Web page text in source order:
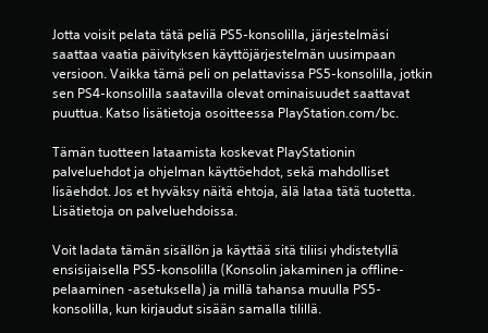
Jotta voisit pelata tätä peliä PS5-konsolilla, järjestelmäsi
saattaa vaatia päivityksen käyttöjärjestelmän uusimpaan
versioon. Vaikka tämä peli on pelattavissa PS5-konsolilla, jotkin
sen PS4-konsolilla saatavilla olevat ominaisuudet saattavat
puuttua. Katso lisätietoja osoitteessa PlayStation.com/bc.
Tämän tuotteen lataamista koskevat PlayStationin
palveluehdot ja ohjelman käyttöehdot, sekä mahdolliset
lisäehdot. Jos et hyväksy näitä ehtoja, älä lataa tätä tuotetta.
Lisätietoja on palveluehdoissa.
Voit ladata tämän sisällön ja käyttää sitä tiliisi yhdistetyllä
ensisijaisella PS5-konsolilla (Konsolin jakaminen ja offline-
pelaaminen -asetuksella) ja millä tahansa muulla PS5-
konsolilla, kun kirjaudut sisään samalla tilillä.